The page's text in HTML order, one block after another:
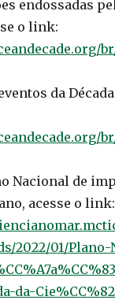
endossadas
o link:
da
Nacional de
acesse o link:
2022/01/Plano-
da-